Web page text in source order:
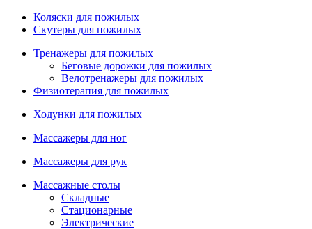
Коляски для пожилых
Скутеры для пожилых
Тренажеры для пожилых
Беговые дорожки для пожилых
Велотренажеры для пожилых
Физиотерапия для пожилых
Ходунки для пожилых
Массажеры для ног
Массажеры для рук
Массажные столы
Складные
Стационарные
Электрические